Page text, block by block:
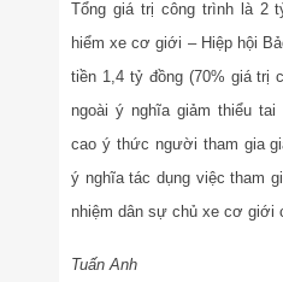
Tổng giá trị công trình là 2
hiểm xe cơ giới – Hiệp hội
tiền 1,4 tỷ đồng (70% giá trị
ngoài ý nghĩa giảm thiểu
cao ý thức người tham gia
ý nghĩa tác dụng việc tham
nhiệm dân sự chủ xe cơ giới
Tuấn Anh